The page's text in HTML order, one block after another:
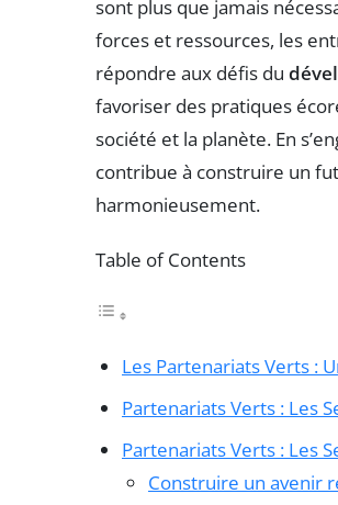
sont plus que jamais
forces et ressources, les
répondre aux défis du
favoriser des pratiques
société et la planète. En
contribue à construire un
harmonieusement.
Table of Contents
Les Partenariats Verts :
Partenariats Verts : Les
Partenariats Verts : Les
Construire un avenir